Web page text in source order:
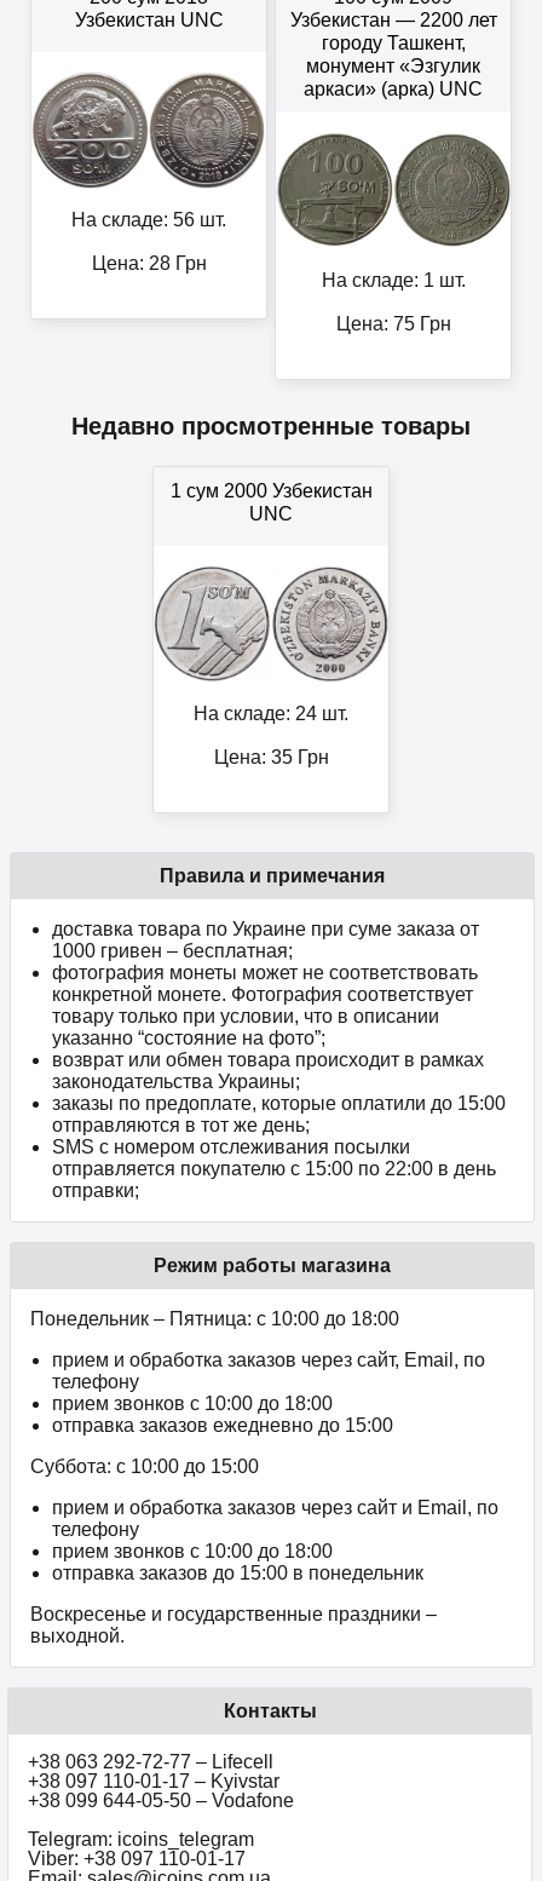
Узбекистан UNC
На складе: 56 шт.
Цена: 28Грн
Узбекистан — 2200 лет
городу Ташкент,
монумент «Эзгулик
аркаси» (арка) UNC
На складе: 1 шт.
Цена: 75Грн
Недавно просмотренные товары
1 сум 2000 Узбекистан
UNC
На складе: 24 шт.
Цена: 35Грн
Правила и примечания
доставка товара по Украине при суме заказа от
1000 гривен – бесплатная;
фотография монеты может не соответствовать
конкретной монете. Фотография соответствует
товару только при условии, что в описании
указанно “состояние на фото”;
возврат или обмен товара происходит в рамках
законодательства Украины;
заказы по предоплате, которые оплатили до 15:00
отправляются в тот же день;
SMS с номером отслеживания посылки
отправляется покупателю с 15:00 по 22:00 в день
отправки;
Режим работы магазина
Понедельник – Пятница: с 10:00 до 18:00
прием и обработка заказов через сайт, Email, по
телефону
прием звонков c 10:00 до 18:00
отправка заказов ежедневно до 15:00
Суббота: с 10:00 до 15:00
прием и обработка заказов через сайт и Email, по
телефону
прием звонков c 10:00 до 18:00
отправка заказов до 15:00 в понедельник
Воскресенье и государственные праздники –
выходной.
Контакты
+38 063 292-72-77 – Lifecell
+38 097 110-01-17 – Kyivstar
+38 099 644-05-50 – Vodafone
Telegram: icoins_telegram
Viber: +38 097 110-01-17